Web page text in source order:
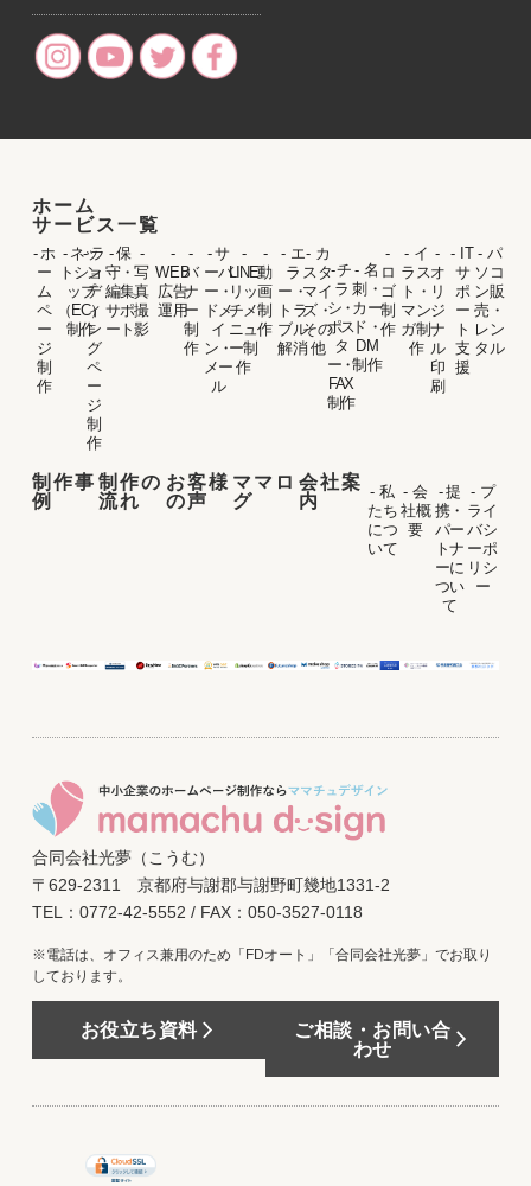
ホーム
サービス一覧
- ホ
ー
ム
ペ
ー
ジ
制
作
- ネッ
トショ
ップ
（EC）
制作
- ラ
ン
デ
ィ
ン
グ
ペ
ー
ジ
制
作
- 保
守・
編集
サポ
ート
-
写
真
撮
影
-
WEB
広告
運用
-
バ
ナ
ー
制
作
- サ
ーバ
ー・
ドメ
イ
ン・
メー
ル
-
LINE
リッ
チメ
ニュ
ー制
作
-
動
画
制
作
- エ
ラ
ー・
トラ
ブル
解消
- カ
スタ
マイ
ズ・
その
他
- チ
ラ
シ・
ポス
タ
ー・
FAX
制作
- 名
刺・
カー
ド・
DM
制作
-
ロ
ゴ
制
作
- イ
ラス
ト・
マン
ガ制
作
-
オ
リ
ジ
ナ
ル
印
刷
- IT
サ
ポ
ー
ト
支
援
- パ
ソコ
ン販
売・
レン
タル
制作事
例
制作の
流れ
お客様
の声
ママロ
グ
会社案
内
- 私
たち
につ
いて
- 会
社概
要
- 提
携・
パー
トナ
ーに
つい
て
- プ
ライ
バシ
ーポ
リシ
ー
合同会社光夢（こうむ）
〒629-2311 京都府与謝郡与謝野町幾地1331-2
TEL：0772-42-5552 / FAX：050-3527-0118
※電話は、オフィス兼用のため「FDオート」「合同会社光夢」でお取り
しております。
お役立ち資料
ご相談・お問い合
わせ